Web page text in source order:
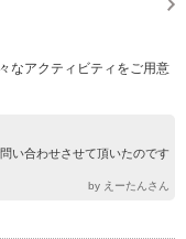
なアクティビティをご用意
い合わせさせて頂いたのです
by えーたんさん